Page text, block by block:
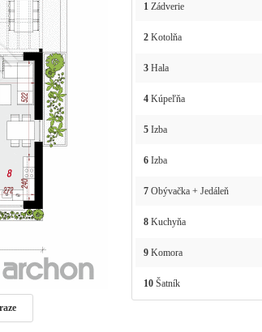
1Zádverie
2Kotolňa
3Hala
4Kúpeľňa
5Izba
6Izba
7Obývačka + Jedáleň
8Kuchyňa
9Komora
10Šatník